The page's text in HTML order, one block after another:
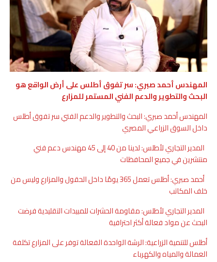
المهندس أحمد صبري: سر تفوق أطلس على أرض الواقع هو
البحث والتطوير والدعم الفني المستمر للمزارع
المهندس أحمد صبري: البحث والتطوير والدعم الفني سر تفوق أطلس
داخل السوق الزراعي المصري
المدير التجاري لأطلس: لدينا من 40 إلى 45 مهندس دعم فني
منتشرين في جميع المحافظات
أحمد صبري: أطلس تعمل 365 يومًا داخل الحقول والمزارع وليس من
خلف المكاتب
المدير التجاري لأطلس: مقاومة الحشرات للمبيدات التقليدية فرضت
البحث عن مواد فعالة أكثر احترافية
أطلس للتنمية الزراعية: الرشة الواحدة الفعالة توفر على المزارع تكلفة
العمالة والمياه والكهرباء